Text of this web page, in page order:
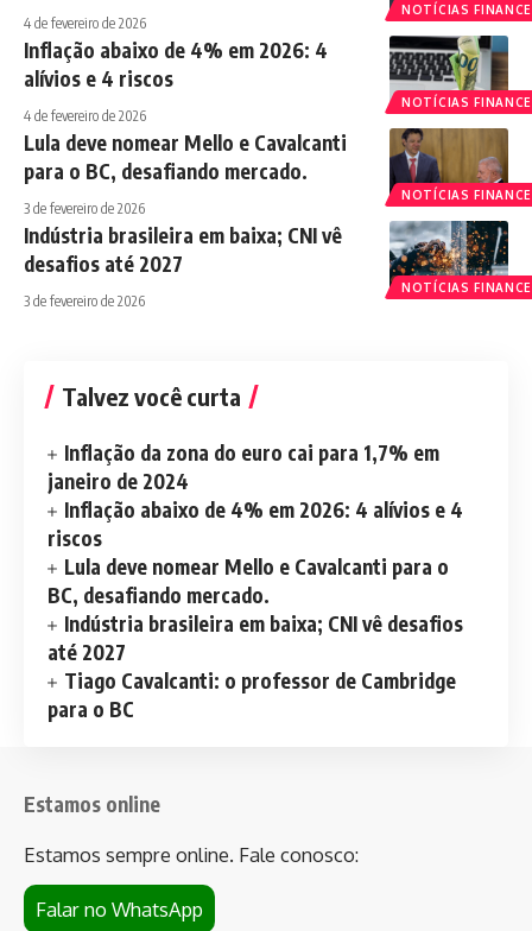
NOTÍCIAS
4 de fevereiro de 2026
NOTÍCIAS
Inflação abaixo de 4% em 2026: 4
alívios e 4 riscos
4 de fevereiro de 2026
NOTÍCIAS
Lula deve nomear Mello e Cavalcanti
para o BC, desafiando mercado.
3 de fevereiro de 2026
NOTÍCIAS
Indústria brasileira em baixa; CNI vê
desafios até 2027
3 de fevereiro de 2026
Talvez você curta
Inflação da zona do euro cai para 1,7% em
janeiro de 2024
Inflação abaixo de 4% em 2026: 4 alívios e 4
riscos
Lula deve nomear Mello e Cavalcanti para o
BC, desafiando mercado.
Indústria brasileira em baixa; CNI vê desafios
até 2027
Tiago Cavalcanti: o professor de Cambridge
para o BC
Estamos online
Estamos sempre online. Fale conosco:
Falar no WhatsApp